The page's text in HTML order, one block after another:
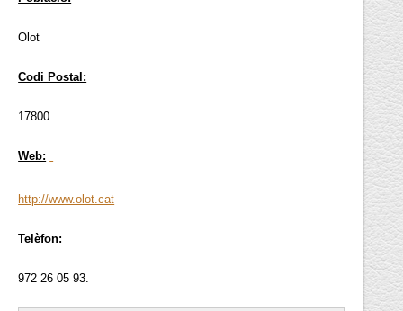
Olot
Codi Postal:
17800
Web:
http://www.olot.cat
Telèfon:
972 26 05 93.